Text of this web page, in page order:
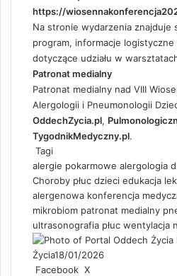
https://
Na stronie wydarzenia znajduje
program, informacje logistyczne
dotyczące udziału w
Patronat medialny
Patronat medialny nad VIII
Alergologii i Pneumonologii
OddechZycia.pl,
TygodnikMedyczny.pl.
Tagi
alergie pokarmowe alergologia
Choroby płuc dzieci edukacja
alergenowa konferencja
mikrobiom patronat medialny
ultrasonografia płuc wentylacja
Życia18/01/2026
Facebook X